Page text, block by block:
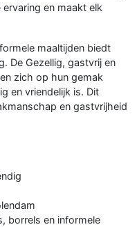
en maakt elk
maaltijden biedt
De Gezellig, gastvrij en
zich op hun gemak
en vriendelijk is. Dit
en gastvrijheid
borrels en informele